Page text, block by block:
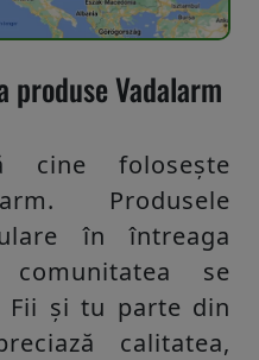
produse Vadalarm
cine folosește
Produsele
în întreaga
se
Fii și tu parte din
calitatea,